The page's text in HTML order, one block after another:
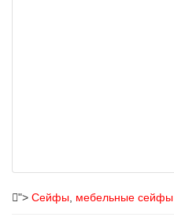
"> Сейфы мебельные сейфы